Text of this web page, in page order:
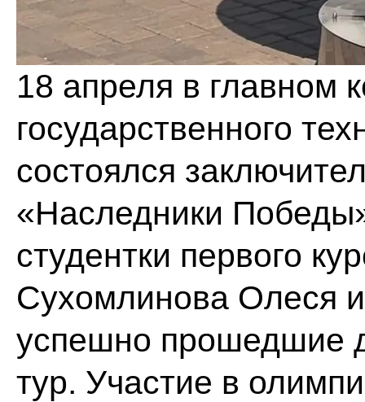
18 апреля в главном
государственного
состоялся
«Наследники
студентки первого
Сухомлинова Олеся
успешно прошедшие
тур. Участие в